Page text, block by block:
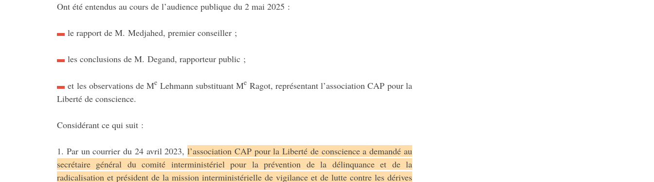
Ont été entendus au cours de l’audience publique du 2 mai 2025 :
le rapport de M. Medjahed, premier conseiller ;
les conclusions de M. Degand, rapporteur public ;
et les observations de Me Lehmann substituant Me Ragot, représentant l’association CAP pour la
Liberté de conscience.
Considérant ce qui suit :
1. Par un courrier du 24 avril 2023,l’association CAP pour la Liberté de conscience a demandé au
secrétaire général du comité interministériel pour la prévention de la délinquance et de la
radicalisation et président de la mission interministérielle de vigilance et de lutte contre les dérives